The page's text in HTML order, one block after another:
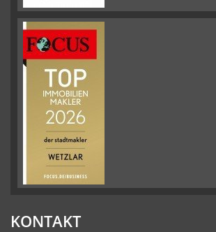
KONTAKT